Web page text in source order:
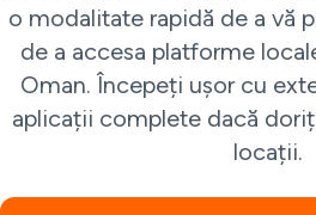
o modalitate rapidă de a vă
de a accesa platforme
Oman. Începeți ușor cu
aplicații complete dacă
locații.